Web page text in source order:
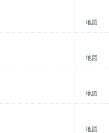
地図
地図
地図
地図